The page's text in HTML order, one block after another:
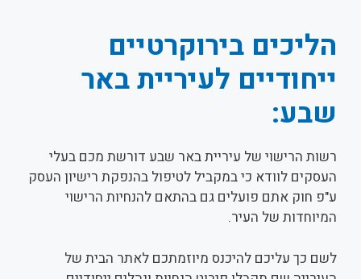
הליכים בירוקרטיים
ייחודיים לעיריית באר
שבע:
רשות הרישוי של עיריית באר שבע דורשת מכם בעלי
העסקים לוודא כי במקביל לטיפול בהנפקת רישיון העסק
ע"פ חוק אתם פועלים גם בהתאם להנחיות הרישוי
המיוחדות של העיר.
לשם כך עליכם להיכנס מיוזמתכם לאתר הבית של